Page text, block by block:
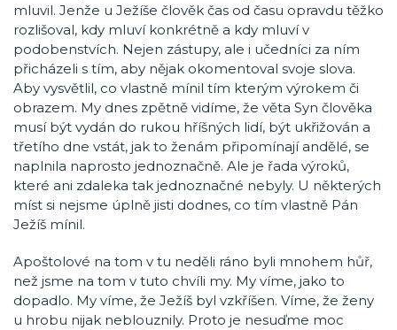
mluvil. Jenže u Ježíše člověk čas od času opravdu těžko
rozlišoval, kdy mluví konkrétně a kdy mluví v
podobenstvích. Nejen zástupy, ale i učedníci za ním
přicházeli s tím, aby nějak okomentoval svoje slova.
Aby vysvětlil, co vlastně mínil tím kterým výrokem či
obrazem. My dnes zpětně vidíme, že věta Syn člověka
musí být vydán do rukou hříšných lidí, být ukřižován a
třetího dne vstát, jak to ženám připomínají andělé, se
naplnila naprosto jednoznačně. Ale je řada výroků,
které ani zdaleka tak jednoznačné nebyly. U některých
míst si nejsme úplně jisti dodnes, co tím vlastně Pán
Ježíš mínil.
Apoštolové na tom v tu neděli ráno byli mnohem hůř,
než jsme na tom v tuto chvíli my. My víme, jako to
dopadlo. My víme, že Ježíš byl vzkříšen. Víme, že ženy
u hrobu nijak neblouznily. Proto je nesuďme moc